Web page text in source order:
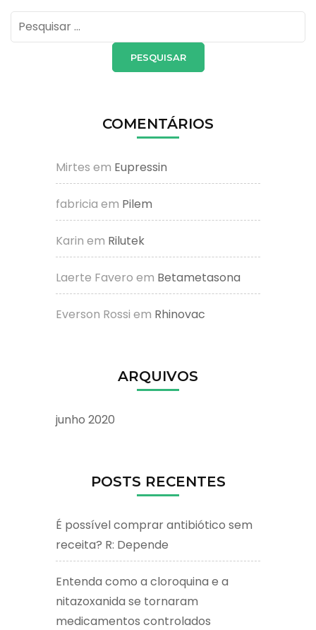
Pesquisar
por:
COMENTÁRIOS
Mirtes em Eupressin
fabricia em Pilem
Karin em Rilutek
Laerte Favero em Betametasona
Everson Rossi em Rhinovac
ARQUIVOS
junho 2020
POSTS RECENTES
É possível comprar antibiótico sem
receita? R: Depende
Entenda como a cloroquina e a
nitazoxanida se tornaram
medicamentos controlados